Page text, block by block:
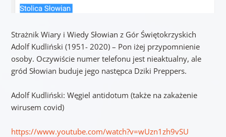
Strażnik Wiary i Wiedy Słowian z Gór Świętokrzyskich
Adolf Kudliński (1951- 2020) – Pon iżej przypomnienie
osoby. Oczywiście numer telefonu jest nieaktualny, ale
gród Słowian buduje jego następca Dziki Preppers.
Adolf Kudliński: Węgiel antidotum (także na zakażenie
wirusem covid)
https://www.youtube.com/watch?v=wUzn1zh9vSU